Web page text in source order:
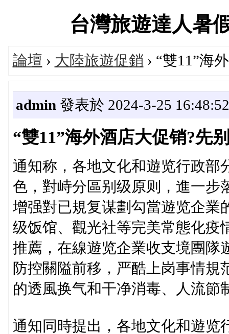
台灣旅遊達人暑
論壇 › 大陸旅遊促銷 › “雙11”海
admin 發表於 2024-3-25 16:48:52
“雙11”海外酒店大促销?先
通知称，各地文化和遊览行政部
色，對峙分區别级原则，進一步
增强對已規复谋劃勾當遊览企業
级饭馆、觀光社等完美常態化疫
推薦，在線遊览企業收支境團隊
防控關隘前移，严酷上岗事情
的透風换气和干净消毒、人流節
通知同時提出，各地文化和遊览